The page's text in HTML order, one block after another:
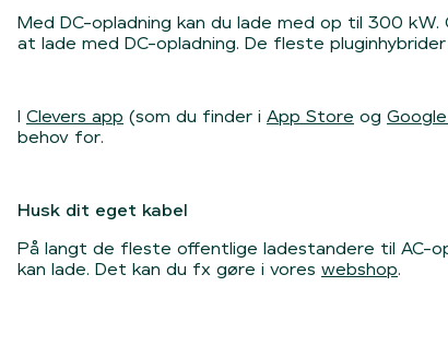
Med DC-opladning kan du lade med op til 300
at lade med DC-opladning. De fleste
I Clevers app (som du finder i App Store og
behov for.
Husk dit eget kabel
På langt de fleste offentlige ladestandere til AC-
kan lade. Det kan du fx gøre i vores webshop.